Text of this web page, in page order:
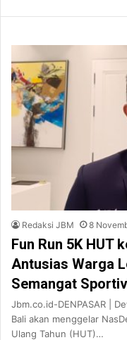
Redaksi JBM 8
Fun Run 5K HUT
Antusias Warga
Semangat
Jbm.co.id-DENPASAR |
Bali akan menggelar
Ulang Tahun (HUT)…